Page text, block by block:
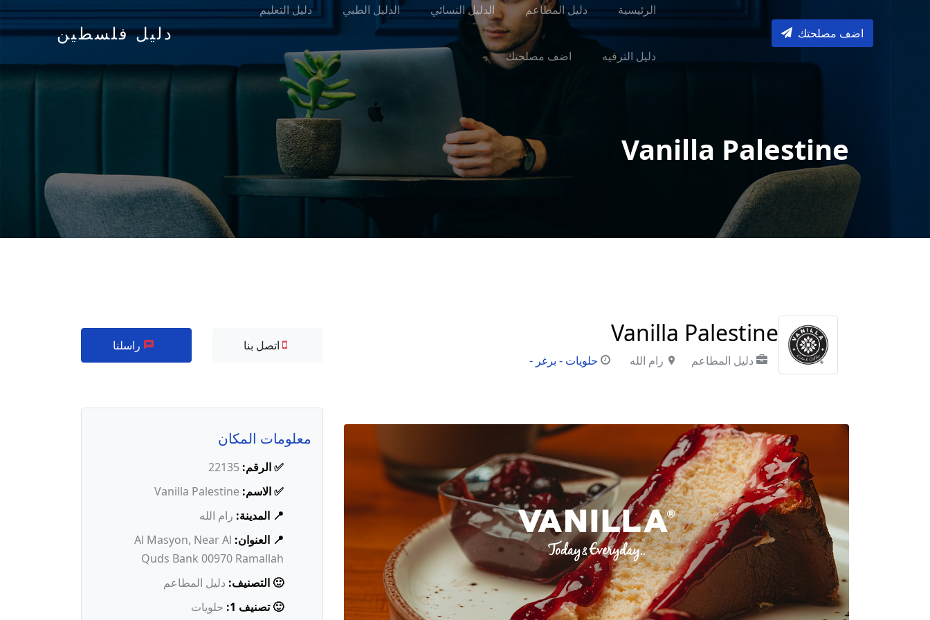
دليل فلسطين
الرئيسية دليل المطاعم الدليل النسائي الدليل الطبي دليل التعليم
دليل الترفيه اضف مصلحتك
اضف مصلحتك
Vanilla Palestine
Vanilla Palestine
دليل المطاعم رام الله حلويات - برغر -
اتصل بنا راسلنا
معلومات المكان
✅ الرقم: 22135
✅ الاسم: Vanilla Palestine
📍 المدينة: رام الله
📍 العنوان: Al Masyon, Near Al
Quds Bank 00970 Ramallah
🙂 التصنيف: دليل المطاعم
🙂 تصنيف 1:
حلويات